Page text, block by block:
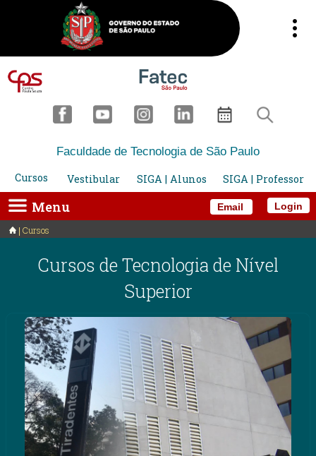
Email
Faculdade de Tecnologia de São Paulo
Cursos
Vestibular SIGA | Alunos SIGA | Professor
Menu Login
Cursos
Cursos de Tecnologia de Nível
Superior